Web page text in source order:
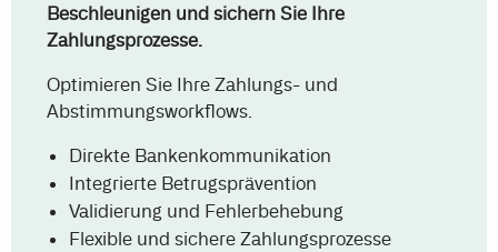
Beschleunigen und sichern Sie Ihre
Zahlungsprozesse.
Optimieren Sie Ihre Zahlungs- und
Abstimmungsworkflows.
Direkte Bankenkommunikation
Integrierte Betrugsprävention
Validierung und Fehlerbehebung
Flexible und sichere Zahlungsprozesse